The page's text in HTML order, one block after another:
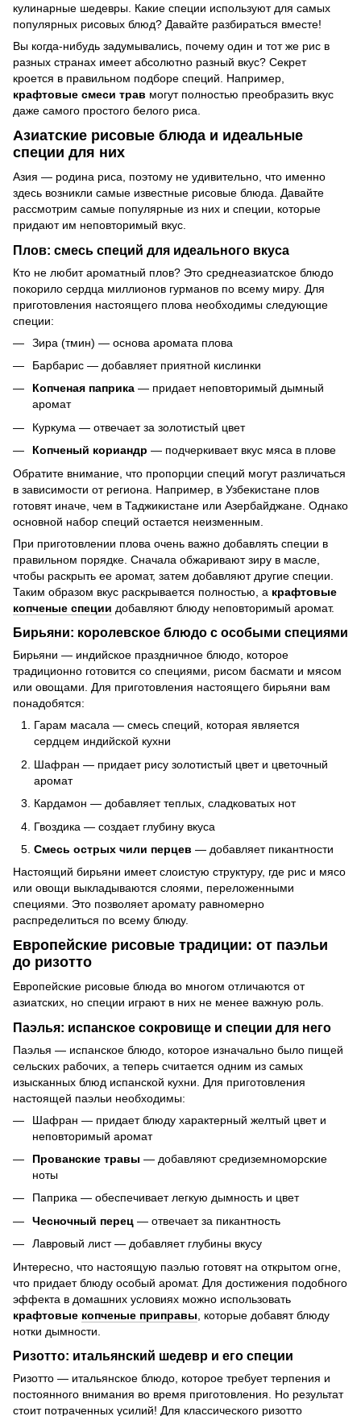
кулинарные шедевры. Какие специи используют для самых
популярных рисовых блюд? Давайте разбираться вместе!
Вы когда-нибудь задумывались, почему один и тот же рис в
разных странах имеет абсолютно разный вкус? Секрет
кроется в правильном подборе специй. Например,
крафтовые смеси трав могут полностью преобразить вкус
даже самого простого белого риса.
Азиатские рисовые блюда и идеальные
специи для них
Азия — родина риса, поэтому не удивительно, что именно
здесь возникли самые известные рисовые блюда. Давайте
рассмотрим самые популярные из них и специи, которые
придают им неповторимый вкус.
Плов: смесь специй для идеального вкуса
Кто не любит ароматный плов? Это среднеазиатское блюдо
покорило сердца миллионов гурманов по всему миру. Для
приготовления настоящего плова необходимы следующие
специи:
Зира (тмин) — основа аромата плова
Барбарис — добавляет приятной кислинки
Копченая паприка — придает неповторимый дымный
аромат
Куркума — отвечает за золотистый цвет
Копченый кориандр — подчеркивает вкус мяса в плове
Обратите внимание, что пропорции специй могут различаться
в зависимости от региона. Например, в Узбекистане плов
готовят иначе, чем в Таджикистане или Азербайджане. Однако
основной набор специй остается неизменным.
При приготовлении плова очень важно добавлять специи в
правильном порядке. Сначала обжаривают зиру в масле,
чтобы раскрыть ее аромат, затем добавляют другие специи.
Таким образом вкус раскрывается полностью, а крафтовые
копченые специи добавляют блюду неповторимый аромат.
Бирьяни: королевское блюдо с особыми специями
Бирьяни — индийское праздничное блюдо, которое
традиционно готовится со специями, рисом басмати и мясом
или овощами. Для приготовления настоящего бирьяни вам
понадобятся:
Гарам масала — смесь специй, которая является
сердцем индийской кухни
Шафран — придает рису золотистый цвет и цветочный
аромат
Кардамон — добавляет теплых, сладковатых нот
Гвоздика — создает глубину вкуса
Смесь острых чили перцев — добавляет пикантности
Настоящий бирьяни имеет слоистую структуру, где рис и мясо
или овощи выкладываются слоями, переложенными
специями. Это позволяет аромату равномерно
распределиться по всему блюду.
Европейские рисовые традиции: от паэльи
до ризотто
Европейские рисовые блюда во многом отличаются от
азиатских, но специи играют в них не менее важную роль.
Паэлья: испанское сокровище и специи для него
Паэлья — испанское блюдо, которое изначально было пищей
сельских рабочих, а теперь считается одним из самых
изысканных блюд испанской кухни. Для приготовления
настоящей паэльи необходимы:
Шафран — придает блюду характерный желтый цвет и
неповторимый аромат
Прованские травы — добавляют средиземноморские
ноты
Паприка — обеспечивает легкую дымность и цвет
Чесночный перец — отвечает за пикантность
Лавровый лист — добавляет глубины вкусу
Интересно, что настоящую паэлью готовят на открытом огне,
что придает блюду особый аромат. Для достижения подобного
эффекта в домашних условиях можно использовать
крафтовые копченые приправы , которые добавят блюду
нотки дымности.
Ризотто: итальянский шедевр и его специи
Ризотто — итальянское блюдо, которое требует терпения и
постоянного внимания во время приготовления. Но результат
стоит потраченных усилий! Для классического ризотто